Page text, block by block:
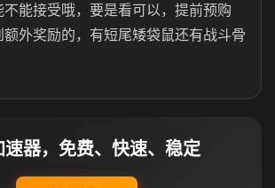
能接受哦，要是看可以，提前预购
外奖励的，有短尾矮袋鼠还有战斗骨
速器，免费、快速、稳定